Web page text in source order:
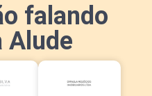
falando
Alude